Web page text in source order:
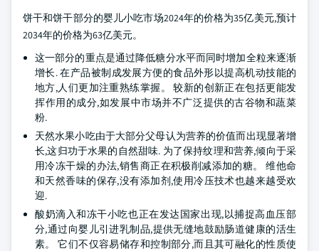
饼干和饼干部分的婴儿小吃市场2024年的价格为35亿美元,预计
2034年的价格为63亿美元。
这一部分的重点是通过降低糖分水平而同时增加全粒来逐渐
增长. 在产品被制成发展方便的食品外形以提高机动技能的
地方,人们更加注重熟练掌握。 较新的创新正在包括更能发
挥作用的成分,如发展中市场并不广泛提供的古谷物和蔬菜
粉.
天然水果小吃由于大部分父母认为营养的价值而出现显著增
长,这归功于水果的自然甜味. 为了保持纹理和营养,倾向于采
用冷冻干燥的办法,销售商正在积极削减添加的糖。 维他命
和天然香味的保存,没有添加剂,使用冷压技术也越来越受欢
迎.
酸奶滴入和冻干小吃也正在发达国家出现,以捕捉高血压部
分,通过向婴儿引进乳制品,提供无缝地鼓励肠道健康的活生
素。 它们不仅容易储存和控制部分,而且其可融化的性质使